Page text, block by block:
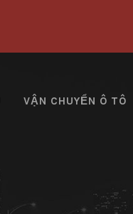
VẬN CHUYỂN Ô TÔ